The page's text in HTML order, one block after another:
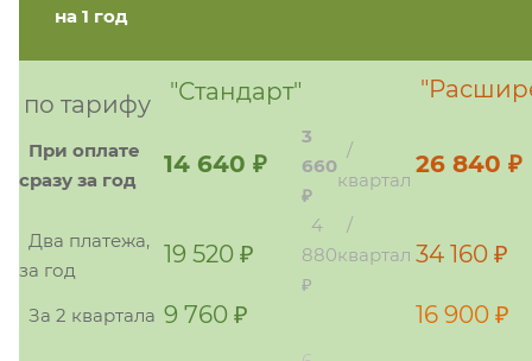
на 1 год
по тарифу "Стандарт"
При оплате
сразу за год
14 640 ₽
3
660
₽
/
квартал
26 840 ₽
Два платежа,
за год
19 520 ₽
4
880
₽
/
квартал 34 160 ₽
За 2 квартала 9 760 ₽ 16 900 ₽